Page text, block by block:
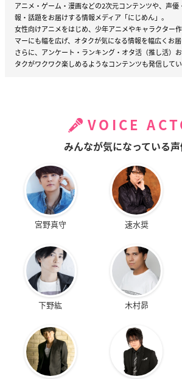
アニメ・ゲーム・漫画などの2次元コンテンツや、声
報・話題をお届けする情報メディア「にじめん」。
女性向けアニメをはじめ、少年アニメやキャラクター
マーにも幅を広げ、オタクが気になる情報を幅広くお届
さらに、アンケート・ランキング・オタ活（推し活）
タクがワクワク楽しめるようなコンテンツも発信してい
VOICE
みんなが気になっている
宮野真守 速水奨
下野紘 木村昴